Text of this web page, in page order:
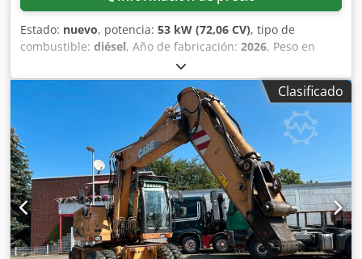
Estado: nuevo, potencia: 53 kW (72,06 CV), tipo de
combustible: diésel, Año de fabricación: 2026, Peso en
vacío: 9.780 kg. Chsdpfx Anozrrw Ajzoa Póngase en
contacto con el departamento de ventas de KEY-TEC para
Clasificado